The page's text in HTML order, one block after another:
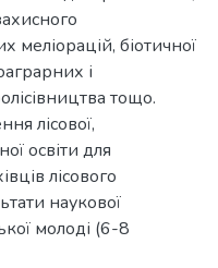
меліорацій, біотичної
і
тощо.
лісової,
освіти для
лісового
наукової
молоді (6-8